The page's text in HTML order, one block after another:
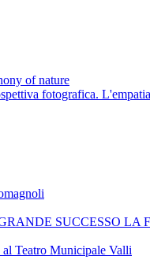
of nature
fotografica.
SUCCESSO
Teatro Municipale Valli